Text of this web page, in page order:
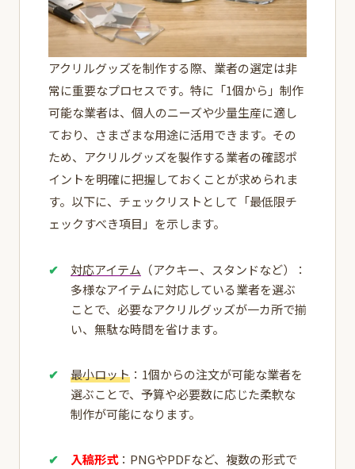
アクリルグッズを制作する際、業者の選定は非
常に重要なプロセスです。特に「1個から」制作
可能な業者は、個人のニーズや少量生産に適し
ており、さまざまな用途に活用できます。その
ため、アクリルグッズを製作する業者の確認ポ
イントを明確に把握しておくことが求められま
す。以下に、チェックリストとして「最低限チ
ェックすべき項目」を示します。
対応アイテム （アクキー、スタンドなど）：
多様なアイテムに対応している業者を選ぶ
ことで、必要なアクリルグッズが一カ所で揃
い、無駄な時間を省けます。
最小ロット ：1個からの注文が可能な業者を
選ぶことで、予算や必要数に応じた柔軟な
制作が可能になります。
入稿形式：PNGやPDFなど、複数の形式で